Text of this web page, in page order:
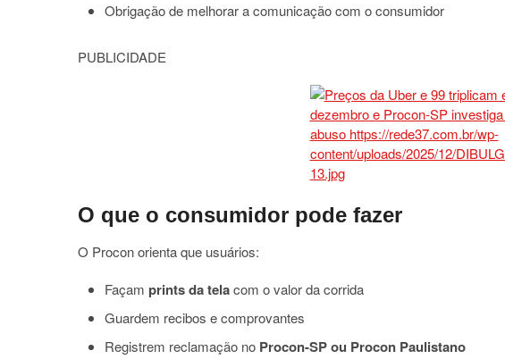
Obrigação de melhorar a comunicação com o consumidor
PUBLICIDADE
O que o consumidor pode fazer
O Procon orienta que usuários:
Façam prints da telacom o valor da corrida
Guardem recibos e comprovantes
Registrem reclamação no Procon-SP ou Procon Paulistano